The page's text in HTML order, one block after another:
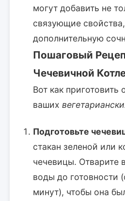
могут добавить не
связующие
дополнительную
Пошаговый
Чечевичной
Вот как приготовить
ваших
Подготовьте
стакан зеленой или
чечевицы. Отварите
воды до готовности
минут), чтобы она